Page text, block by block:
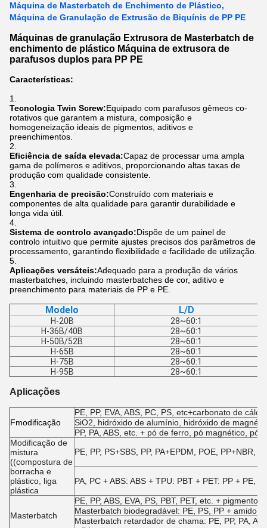
Máquina de Masterbatch de Enchimento de Plástico,
Máquina de Granulação de Extrusão de Biquínis de PP PE
Máquinas de granulação Extrusora de Masterbatch de
enchimento de plástico Máquina de extrusora de
parafusos duplos para PP PE
Características:
Tecnologia Twin Screw:Equipado com parafusos gêmeos co-
rotativos que garantem a mistura, composição e
homogeneização ideais de pigmentos, aditivos e
preenchimentos.
Eficiência de saída elevada:Capaz de processar uma ampla
gama de polímeros e aditivos, proporcionando altas taxas de
produção com qualidade consistente.
Engenharia de precisão:Construído com materiais e
componentes de alta qualidade para garantir durabilidade e
longa vida útil.
Sistema de controlo avançado:Dispõe de um painel de
controlo intuitivo que permite ajustes precisos dos parâmetros de
processamento, garantindo flexibilidade e facilidade de utilização.
Aplicações versáteis:Adequado para a produção de vários
masterbatches, incluindo masterbatches de cor, aditivo e
preenchimento para materiais de PP e PE.
Modelo L/D
H-20B
28~60:1
H-36B/40B
28~60:1
H-50B/52B
28~60:1
H-65B
28~60:1
H-75B
28~60:1
H-95B
28~60:1
Aplicações
Fmodificação
PE, PP, EVA, ABS, PC, PS, etc+carbonato de
SiO2, hidróxido de alumínio, hidróxido de
PP, PA, ABS, etc. + pó de ferro, pó magnético,
Modificação de
mistura
((compostura de
borracha e
plástico, liga
plástica
PE, PP, PS+SBS, PP, PA+EPDM, POE, PP+NBR,
PA, PC + ABS: ABS + TPU: PBT + PET: PP + PE,
Masterbatch
PE, PP, ABS, EVA, PS, PBT, PET, etc. +
Masterbatch biodegradável: PE, PS, PP + amido,
Masterbatch retardador de chama: PE, PP, PA,